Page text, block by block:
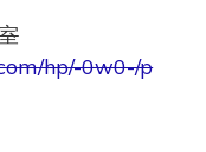
hp/-0w0-/p